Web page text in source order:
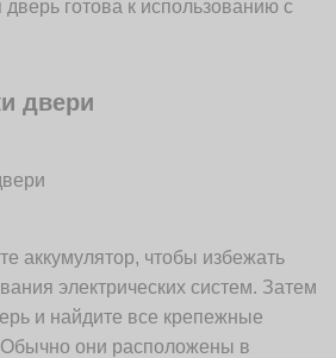
готова к использованию с
двери
аккумулятор, чтобы избежать
электрических систем. Затем
и найдите все крепежные
они расположены в